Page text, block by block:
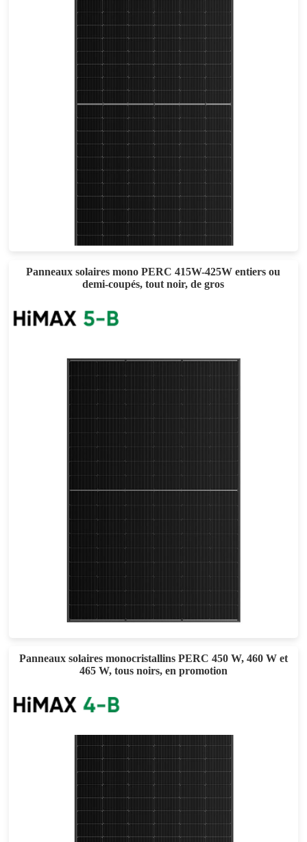
545-560W
Garantie d'alimentation de 25 ans
Panneaux solaires mono PERC 415W-425W entiers ou
demi-coupés, tout noir, de gros
405-425W
Garantie d'alimentation de 25 ans
Panneaux solaires monocristallins PERC 450 W, 460 W et
465 W, tous noirs, en promotion